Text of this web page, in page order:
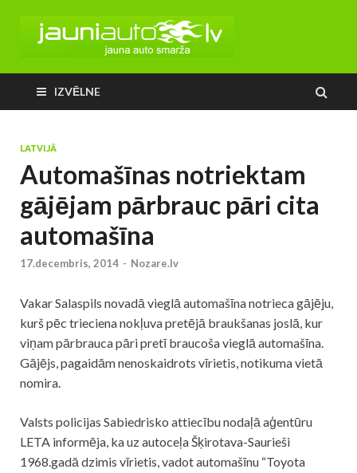
IZVĒLNE
LATVIJĀ
Automašīnas notriektam
gājējam pārbrauc pāri cita
automašīna
17.decembris, 2014 - Nozare.lv
Vakar Salaspils novadā vieglā automašīna notrieca gājēju,
kurš pēc trieciena nokļuva pretējā braukšanas joslā, kur
viņam pārbrauca pāri pretī braucoša vieglā automašīna.
Gājējs, pagaidām nenoskaidrots vīrietis, notikuma vietā
nomira.
Valsts policijas Sabiedrisko attiecību nodaļā aģentūru
LETA informēja, ka uz autoceļa Šķirotava-Saurieši
1968.gadā dzimis vīrietis, vadot automašīnu “Toyota